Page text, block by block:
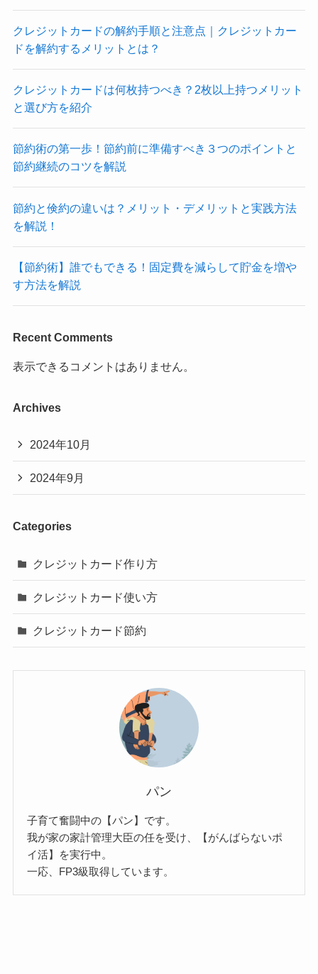
クレジットカードの解約手順と注意点｜クレジットカー
ドを解約するメリットとは？
クレジットカードは何枚持つべき？2枚以上持つメリット
と選び方を紹介
節約術の第一歩！節約前に準備すべき３つのポイントと
節約継続のコツを解説
節約と倹約の違いは？メリット・デメリットと実践方法
を解説！
【節約術】誰でもできる！固定費を減らして貯金を増や
す方法を解説
Recent Comments
表示できるコメントはありません。
Archives
2024年10月
2024年9月
Categories
クレジットカード作り方
クレジットカード使い方
クレジットカード節約
パン
子育て奮闘中の【パン】です。
我が家の家計管理大臣の任を受け、【がんばらないポ
イ活】を実行中。
一応、FP3級取得しています。